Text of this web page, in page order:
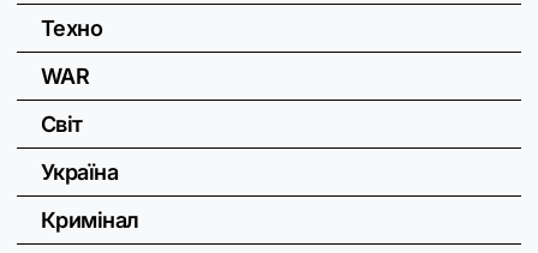
Техно
WAR
Світ
Україна
Кримінал